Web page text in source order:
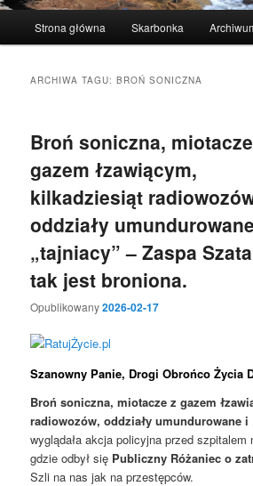
Strona główna Skarbonka
ARCHIWA TAGU:BROŃ SONICZNA
Broń soniczna,
gazem łzawiącym,
kilkadziesiąt
oddziały
„tajniacy” – Zaspa
tak jest broniona.
Opublikowany2026-02-17
Szanowny Panie, Drogi Obrońco Życia
Broń soniczna, miotacze z gazem
radiowozów, oddziały umundurowane i
wyglądała akcja policyjna przed szpitalem
gdzie odbył się Publiczny Różaniec o
Szli na nas jak na przestępców.